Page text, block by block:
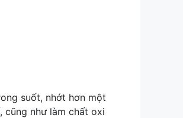
suốt, nhớt hơn một
cũng như làm chất oxi